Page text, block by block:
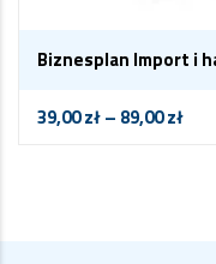
Biznesplan Import i
39,00zł– 89,00zł